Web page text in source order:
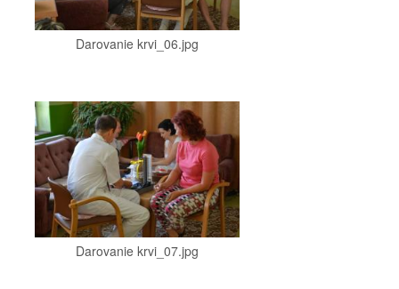
Darovanie krvi_06.jpg
Darovanie krvi_07.jpg